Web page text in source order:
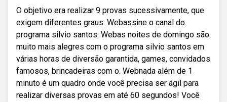
O objetivo era realizar 9 provas sucessivamente, que
exigem diferentes graus. Webassine o canal do
programa silvio santos: Webas noites de domingo são
muito mais alegres com o programa silvio santos em
várias horas de diversão garantida, games, convidados
famosos, brincadeiras com o. Webnada além de 1
minuto é um quadro onde você precisa ser ágil para
realizar diversas provas em até 60 segundos! Você